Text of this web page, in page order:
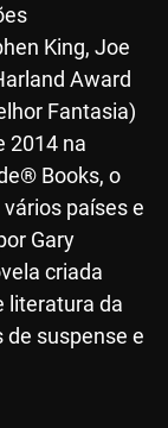
King, Joe
Award
Fantasia)
2014 na
Books, o
países e
Gary
criada
literatura da
de suspense e